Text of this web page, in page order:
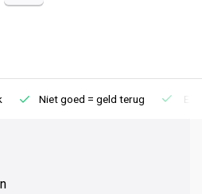
Niet goed = geld terug